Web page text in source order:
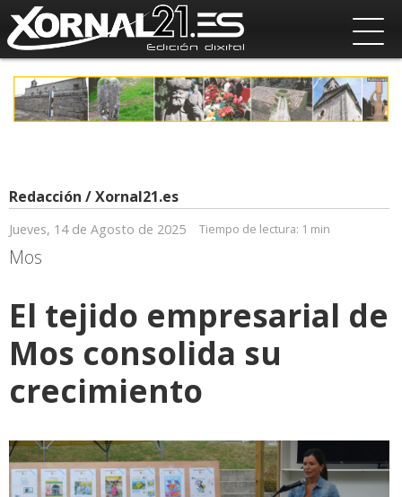
Redacción / Xornal21.es
Jueves, 14 de Agosto de 2025 Tiempo de lectura: 1 min
Mos
El tejido empresarial de
Mos consolida su
crecimiento